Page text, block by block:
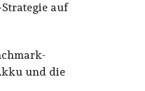
auf
und die